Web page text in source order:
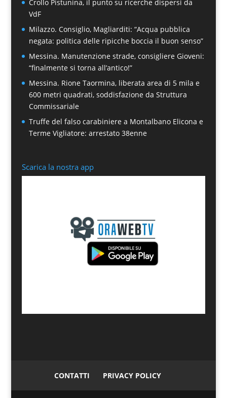
Crollo Pistunina, il punto su ricerche dispersi da
VdF
Milazzo. Consiglio, Magliarditi: “Acqua pubblica
negata: politica delle ripicche boccia il buon senso”
Messina. Manutenzione strade, consigliere Gioveni:
“finalmente si torna all’antico!”
Messina. Rione Taormina, liberata area di 5 mila e
600 metri quadrati, soddisfazione da Struttura
Commissariale
Truffe del falso carabiniere a Montalbano Elicona e
Terme Vigliatore: arrestato 38enne
Scarica la nostra app
CONTATTI PRIVACY POLICY